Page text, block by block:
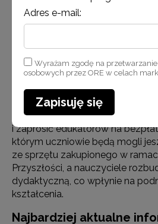
województwo
Polanów, Wałcz, Bolkowo,
Brojce, Człopa
Aby zgłosić szkołę do udziału w
wypełnić formularz na stronie
szkoła może zgłosić się do
i zaprosić edukatorów na
którym uczniowie będą mogli
ze sprzętu zakupionego w
Przyszłości, a nauczyciele
dydaktyczną, co wpłynie na
kształcenia.
Najbardziej aktualne
Adres e-mail:
Wyrażam zgodę na
osobowych przez ORE w celach
Zapisuję się